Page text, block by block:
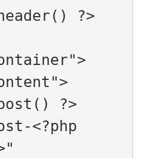
?>
?>
<?php